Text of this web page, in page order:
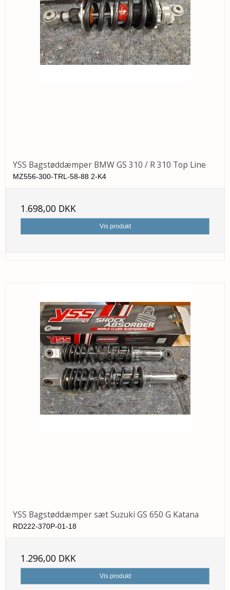
YSS Bagstøddæmper BMW GS 310 / R 310 Top Line
MZ556-300-TRL-58-88 2-K4
1.698,00 DKK
Vis produkt
YSS Bagstøddæmper sæt Suzuki GS 650 G Katana
RD222-370P-01-18
1.296,00 DKK
Vis produkt